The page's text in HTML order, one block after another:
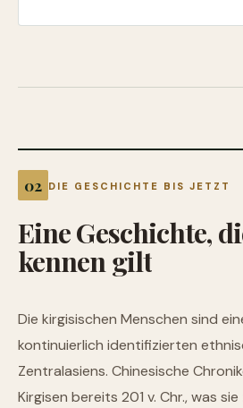
DIE GESCHICHTE BIS JETZT
EineGeschichte,
kennen gilt
Die kirgisischen Menschen sind
kontinuierlich identifizierten
Zentralasiens. Chinesische
Kirgisen bereits 201 v. Chr., was